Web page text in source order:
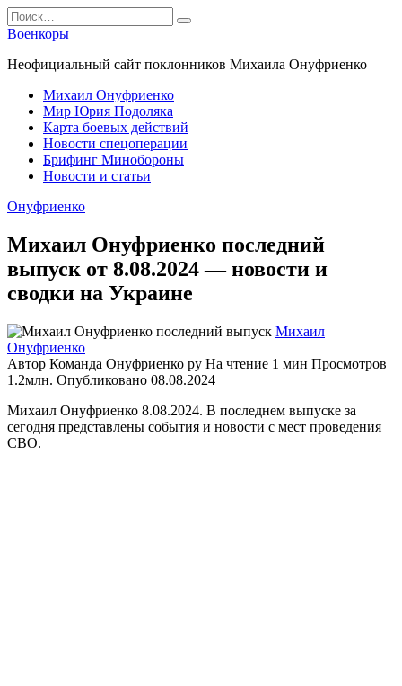
Перейти
к
содержанию
Search
for:
Военкоры
Неофициальный сайт поклонников Михаила Онуфриенко
Михаил Онуфриенко
Мир Юрия Подоляка
Карта боевых действий
Новости спецоперации
Брифинг Минобороны
Новости и статьи
Онуфриенко
Михаил Онуфриенко последний
выпуск от 8.08.2024 — новости и
сводки на Украине
Михаил
Онуфриенко
Автор Команда Онуфриенко ру На чтение 1 мин Просмотров
1.2млн. Опубликовано 08.08.2024
Михаил Онуфриенко 8.08.2024. В последнем выпуске за
сегодня представлены события и новости с мест проведения
СВО.